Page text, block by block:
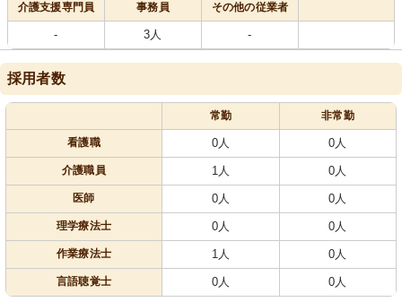
介護支援専門員 事務員 その他の従業者
- 3人 -
採用者数
常勤 非常勤
看護職 0人 0人
介護職員 1人 0人
医師 0人 0人
理学療法士 0人 0人
作業療法士 1人 0人
言語聴覚士 0人 0人